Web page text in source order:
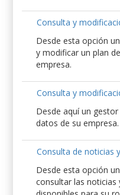
Consulta y
Desde esta opción
y modificar un plan
empresa.
Consulta y
Desde aquí un
datos de su empresa.
Consulta de noticias
Desde esta opción
consultar las noticias